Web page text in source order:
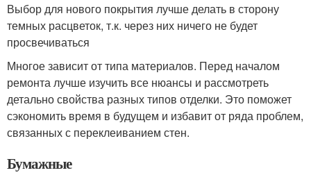
Выбор для нового покрытия лучше делать в сторону
темных расцветок, т.к. через них ничего не будет
просвечиваться
Многое зависит от типа материалов. Перед началом
ремонта лучше изучить все нюансы и рассмотреть
детально свойства разных типов отделки. Это поможет
сэкономить время в будущем и избавит от ряда проблем,
связанных с переклеиванием стен.
Бумажные